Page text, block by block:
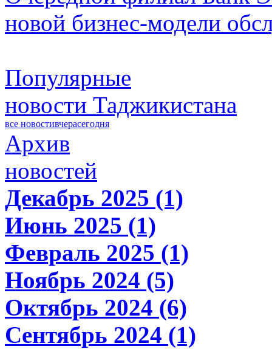
новой бизнес-модели
Популярные
новости Таджикистана
все новостивчерасегодня
Архив
новостей
Декабрь 2025 (1)
Июнь 2025 (1)
Февраль 2025 (1)
Ноябрь 2024 (5)
Октябрь 2024 (6)
Сентябрь 2024 (1)